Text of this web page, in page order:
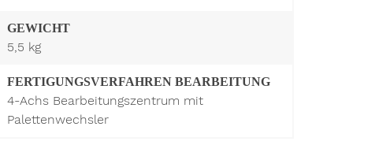
GEWICHT
5,5 kg
FERTIGUNGSVERFAHREN BEARBEITUNG
4-Achs Bearbeitungszentrum mit
Palettenwechsler